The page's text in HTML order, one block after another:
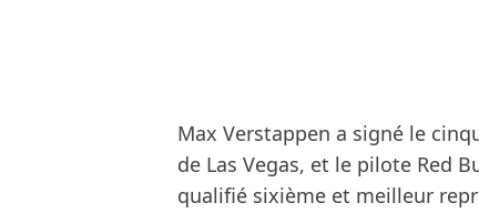
Max Verstappen a signé le
de Las Vegas, et le pilote Red
qualifié sixième et meilleur